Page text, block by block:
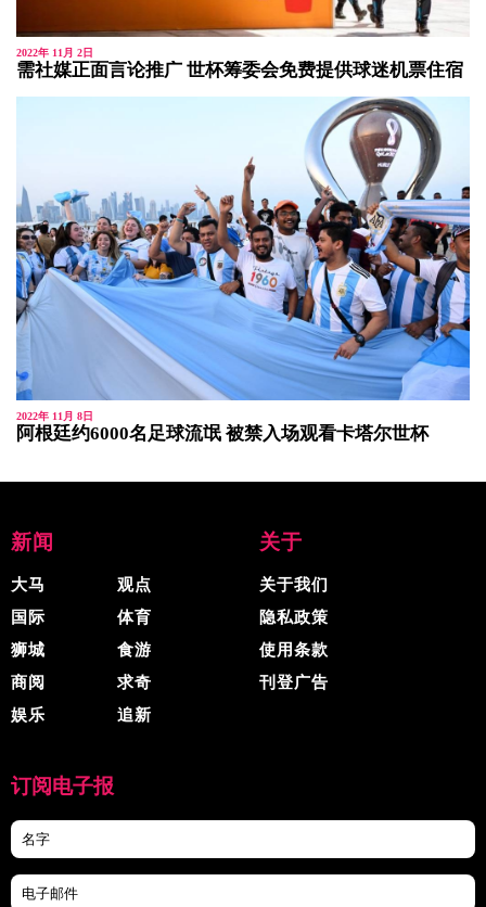
2022年 11月 2日
需社媒正面言论推广 世杯筹委会免费提供球迷机票住宿
2022年 11月 8日
阿根廷约6000名足球流氓 被禁入场观看卡塔尔世杯
新闻
大马
国际
狮城
商阅
娱乐
观点
体育
食游
求奇
追新
关于
关于我们
隐私政策
使用条款
刊登广告
订阅电子报